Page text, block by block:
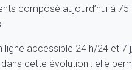
composé aujourd’hui à 75
ligne accessible 24 h/24 et 7
cette évolution : elle